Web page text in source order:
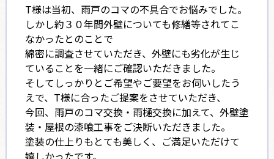
T様は当初、雨戸のコマの不具合でお悩みでした。
しかし約３０年間外壁についても修繕等されてこ
なかったとのことで
綿密に調査させていただき、外壁にも劣化が生じ
ていることを一緒にご確認いただきました。
そしてしっかりとご希望やご要望をお伺いしたう
えで、T様に合ったご提案をさせていただき、
今回、雨戸のコマ交換・雨樋交換に加えて、外壁塗
装・屋根の漆喰工事をご決断いただきました。
塗装の仕上りもとても美しく、ご満足いただけて
嬉しかったです。